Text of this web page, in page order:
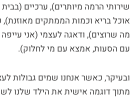
שירותי הרמה מיותרים), ערכיים
אוכל בריא וכמות הממתקים מאוזנת),
מה שרוצים), ודאגה לעצמי (אני
עם הסעות, אמצא עם מי לחלוק).
ובעיקר, כאשר אנחנו שמים גבולות
מתוך דוגמה אישית את הילד שלנו